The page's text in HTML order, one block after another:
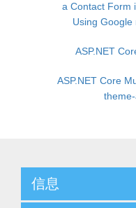
a Contact Form
Using Google
ASP.NET
ASP.NET Core
信息